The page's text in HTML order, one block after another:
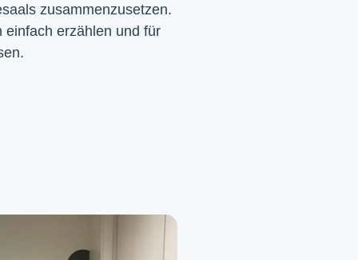
zusammenzusetzen.
einfach erzählen und für